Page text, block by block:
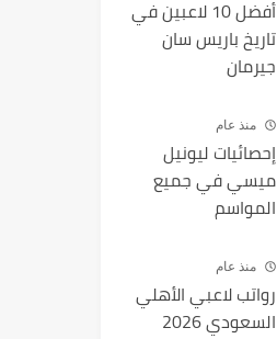
أفضل 10 لاعبين في
تاريخ باريس سان
جيرمان
منذ عام
إحصائيات ليونيل
ميسي في جميع
المواسم
منذ عام
رواتب لاعبي الأهلي
السعودي 2026